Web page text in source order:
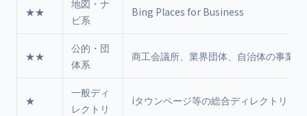
★★
地図・ナ
ビ系
Bing Places for Business
★★
公的・団
体系
商工会議所、業界団体、自治体の事業
★
一般ディ
レクトリ
iタウンページ等の総合ディレクトリ